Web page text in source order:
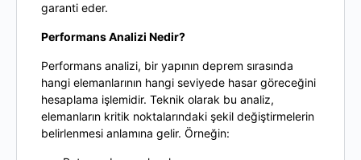
garanti eder.
Performans Analizi Nedir?
Performans analizi, bir yapının deprem sırasında
hangi elemanlarının hangi seviyede hasar göreceğini
hesaplama işlemidir. Teknik olarak bu analiz,
elemanların kritik noktalarındaki şekil değiştirmelerin
belirlenmesi anlamına gelir. Örneğin: